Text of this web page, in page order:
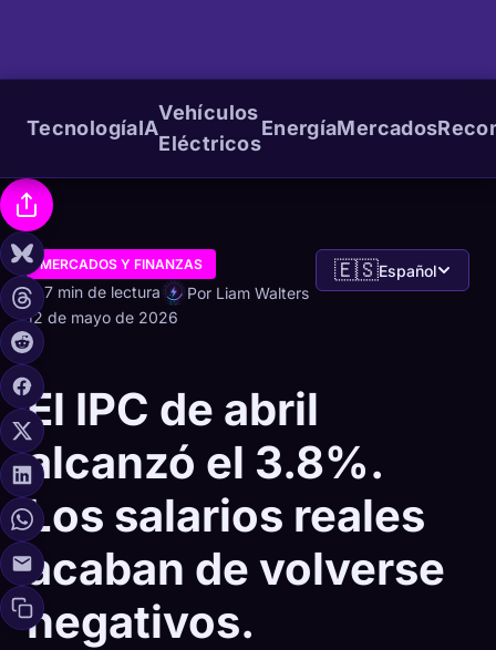
TecnologíaIA
Vehículos
Eléctricos
EnergíaMercados
MERCADOS Y FINANZAS
7 min de lectura
Por Liam Walters
12 de mayo de 2026
🇪🇸Español
El IPC de abril
alcanzó el 3.8%.
Los salarios reales
acaban de volverse
negativos.